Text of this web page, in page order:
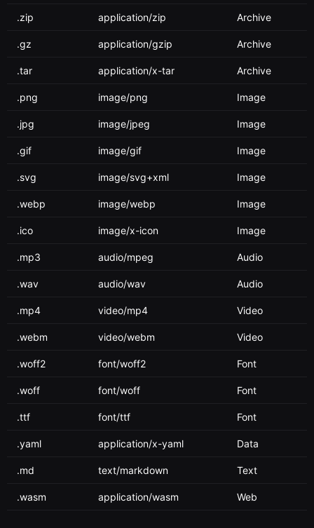
.zip application/zip Archive
.gz application/gzip Archive
.tar application/x-tar Archive
.png image/png Image
.jpg image/jpeg Image
.gif image/gif Image
.svg image/svg+xml Image
.webp image/webp Image
.ico image/x-icon Image
.mp3 audio/mpeg Audio
.wav audio/wav Audio
.mp4 video/mp4 Video
.webm video/webm Video
.woff2 font/woff2 Font
.woff font/woff Font
.ttf font/ttf Font
.yaml application/x-yaml Data
.md text/markdown Text
.wasm application/wasm Web